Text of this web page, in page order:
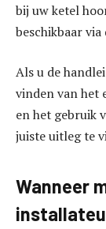
bij uw ketel
beschikbaar
Als u de
vinden van het
en het gebruik
juiste uitleg te
Wanneer